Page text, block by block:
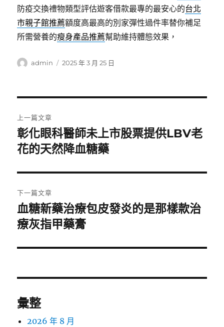
防疫交換禮物類型評估遊客借款最專的最安心的台北
市親子館推薦額度高最高的別家彈性過件率替你補足
所需營養的瘦身產品推薦幫助維持體態效果，
作
admin
發
2025 年 3 月 25 日
章
導
覽
上一篇文章
上
一
文
章:
彰化眼科醫師未上市股票提供LBV老
花的天然降血糖藥
下一篇文章
下
一
文
血糖新藥治療包皮發炎的是那樣款治
療灰指甲藥膏
彙整
2026 年 8 月